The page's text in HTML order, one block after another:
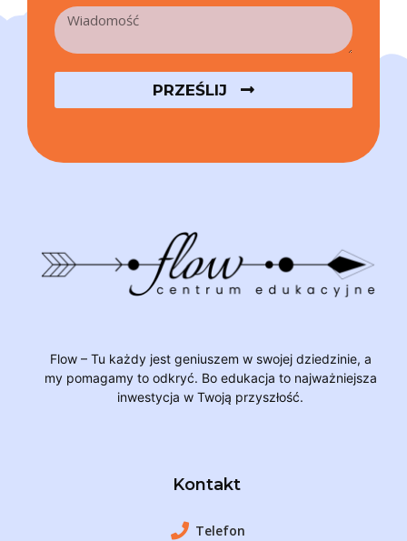
PRZEŚLIJ
Flow – Tu każdy jest geniuszem w swojej dziedzinie, a
my pomagamy to odkryć. Bo edukacja to najważniejsza
inwestycja w Twoją przyszłość.
Kontakt
Telefon